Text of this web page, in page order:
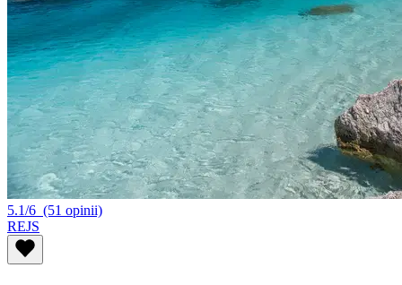
5.1/6 (51 opinii)
REJS